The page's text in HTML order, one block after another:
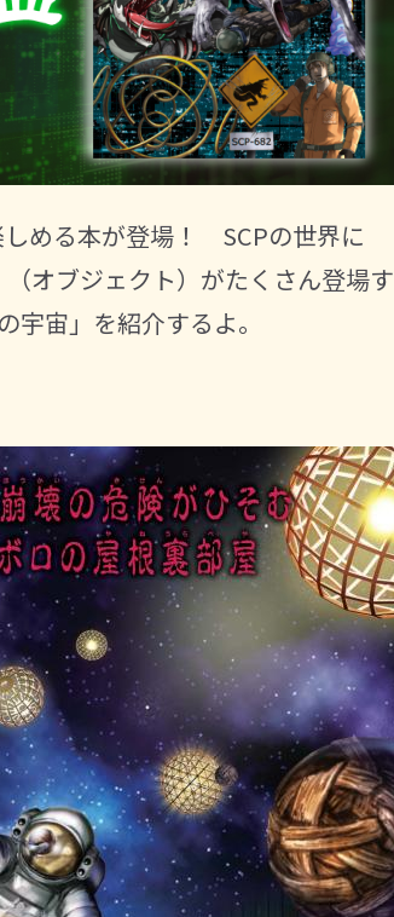
める本が登場！ SCPの世界に
オブジェクト）がたくさん登場す
宙」を紹介するよ。